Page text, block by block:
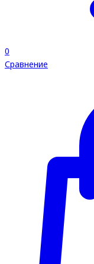
0
Сравнение